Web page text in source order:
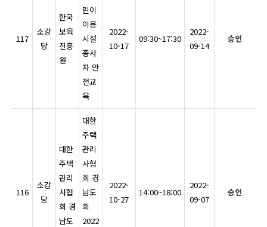
117
소강
당
한국
보육
진흥
원
린이
이용
시설
종사
자 안
전교
육
2022-
10-17
09:30~17:30
2022-
09-14
승인
116
소강
당
대한
주택
관리
사협
회 경
남도
대한
주택
관리
사협
회 경
남도
회
2022
2022-
10-27
14:00~18:00
2022-
09-07
승인